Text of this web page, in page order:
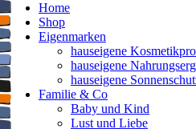
Home
Shop
Eigenmarken
hauseigene
hauseigene
hauseigene
Familie & Co
Baby und Kind
Lust und Liebe